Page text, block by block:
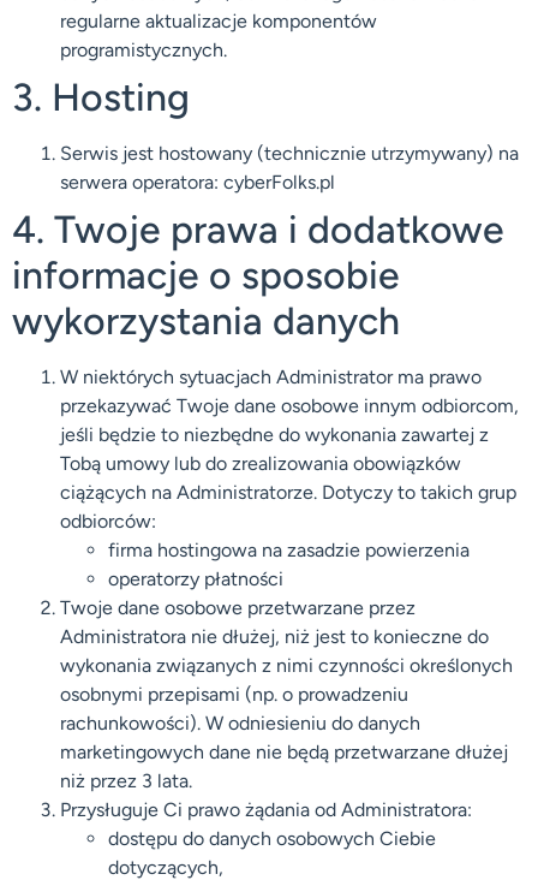
regularne aktualizacje komponentów
programistycznych.
3. Hosting
Serwis jest hostowany (technicznie utrzymywany) na
serwera operatora: cyberFolks.pl
4. Twoje prawa i dodatkowe
informacje o sposobie
wykorzystania danych
W niektórych sytuacjach Administrator ma prawo
przekazywać Twoje dane osobowe innym odbiorcom,
jeśli będzie to niezbędne do wykonania zawartej z
Tobą umowy lub do zrealizowania obowiązków
ciążących na Administratorze. Dotyczy to takich grup
odbiorców:
firma hostingowa na zasadzie powierzenia
operatorzy płatności
Twoje dane osobowe przetwarzane przez
Administratora nie dłużej, niż jest to konieczne do
wykonania związanych z nimi czynności określonych
osobnymi przepisami (np. o prowadzeniu
rachunkowości). W odniesieniu do danych
marketingowych dane nie będą przetwarzane dłużej
niż przez 3 lata.
Przysługuje Ci prawo żądania od Administratora:
dostępu do danych osobowych Ciebie
dotyczących,